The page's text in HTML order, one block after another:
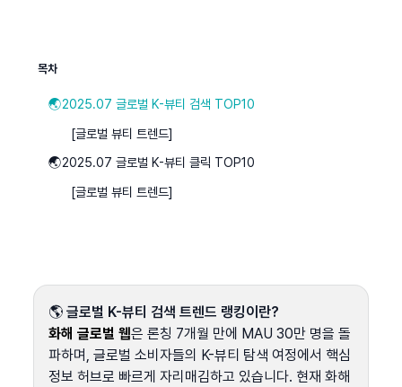
목차
🌏2025.07 글로벌 K-뷰티 검색 TOP10
[글로벌 뷰티 트렌드]
🌏2025.07 글로벌 K-뷰티 클릭 TOP10
[글로벌 뷰티 트렌드]
🌎 글로벌 K-뷰티 검색 트렌드 랭킹이란?
화해 글로벌 웹은 론칭 7개월 만에 MAU 30만 명을 돌
파하며, 글로벌 소비자들의 K-뷰티 탐색 여정에서 핵심
정보 허브로 빠르게 자리매김하고 있습니다. 현재 화해